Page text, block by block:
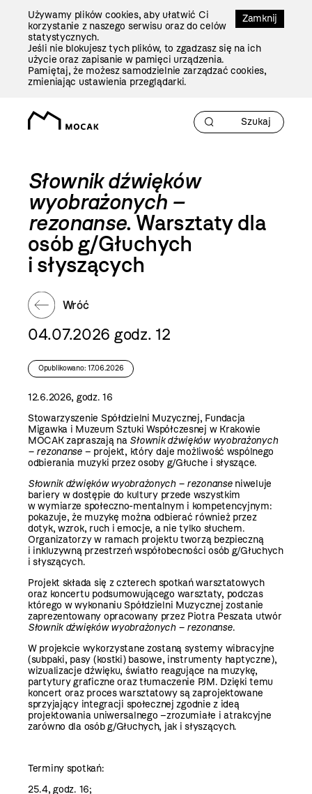
Zamknij
Używamy plików cookies, aby ułatwić Ci
korzystanie z naszego serwisu oraz do celów
statystycznych.
Jeśli nie blokujesz tych plików, to zgadzasz się na ich
użycie oraz zapisanie w pamięci urządzenia.
Pamiętaj, że możesz samodzielnie zarządzać cookies,
zmieniając ustawienia przeglądarki.
Słownik dźwięków
wyobrażonych –
rezonanse. Warsztaty dla
osób g/Głuchych
i słyszących
Wróć
04.07.2026 godz. 12
Opublikowano: 17.06.2026
12.6.2026, godz. 16
Stowarzyszenie Spółdzielni Muzycznej, Fundacja
Migawka i Muzeum Sztuki Współczesnej w Krakowie
MOCAK zapraszają na Słownik dźwięków wyobrażonych
– rezonanse– projekt, który daje możliwość wspólnego
odbierania muzyki przez osoby g/Głuche i słyszące.
Słownik dźwięków wyobrażonych – rezonanseniweluje
bariery w dostępie do kultury przede wszystkim
w wymiarze społeczno-mentalnym i kompetencyjnym:
pokazuje, że muzykę można odbierać również przez
dotyk, wzrok, ruch i emocje, a nie tylko słuchem.
Organizatorzy w ramach projektu tworzą bezpieczną
i inkluzywną przestrzeń współobecności osób g/Głuchych
i słyszących.
Projekt składa się z czterech spotkań warsztatowych
oraz koncertu podsumowującego warsztaty, podczas
którego w wykonaniu Spółdzielni Muzycznej zostanie
zaprezentowany opracowany przez Piotra Peszata utwór
Słownik dźwięków wyobrażonych – rezonanse.
W projekcie wykorzystane zostaną systemy wibracyjne
(subpaki, pasy (kostki) basowe, instrumenty haptyczne),
wizualizacje dźwięku, światło reagujące na muzykę,
partytury graficzne oraz tłumaczenie PJM. Dzięki temu
koncert oraz proces warsztatowy są zaprojektowane
sprzyjający integracji społecznej zgodnie z ideą
projektowania uniwersalnego –zrozumiałe i atrakcyjne
zarówno dla osób g/Głuchych, jak i słyszących.
Terminy spotkań:
25.4, godz. 16;